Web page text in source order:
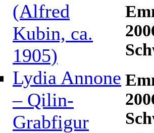
(Alfred
Kubin, ca.
1905)
Lydia Annone
– Qilin-
Grabfigur